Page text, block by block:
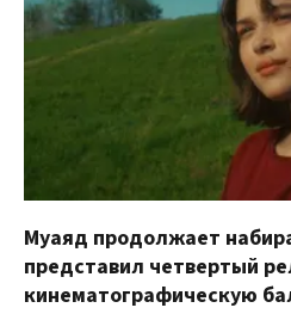
Муаяд продолжает
представил четвертый
кинематографическую